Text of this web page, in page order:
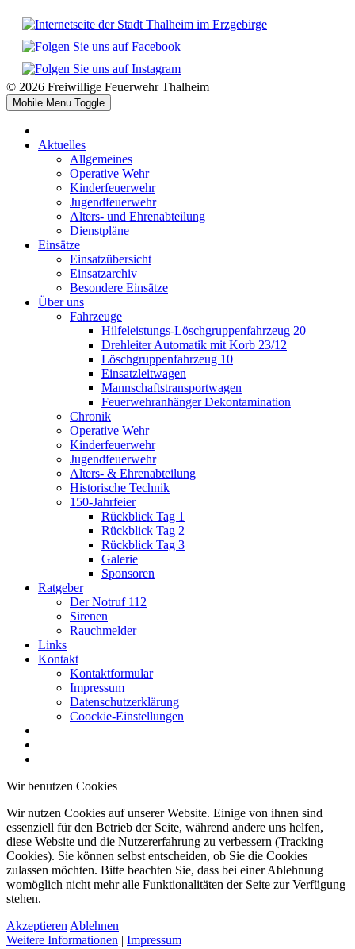
© 2026 Freiwillige Feuerwehr Thalheim
Mobile Menu Toggle
Aktuelles
Allgemeines
Operative Wehr
Kinderfeuerwehr
Jugendfeuerwehr
Alters- und Ehrenabteilung
Dienstpläne
Einsätze
Einsatzübersicht
Einsatzarchiv
Besondere Einsätze
Über uns
Fahrzeuge
Hilfeleistungs-Löschgruppenfahrzeug 20
Drehleiter Automatik mit Korb 23/12
Löschgruppenfahrzeug 10
Einsatzleitwagen
Mannschaftstransportwagen
Feuerwehranhänger Dekontamination
Chronik
Operative Wehr
Kinderfeuerwehr
Jugendfeuerwehr
Alters- & Ehrenabteilung
Historische Technik
150-Jahrfeier
Rückblick Tag 1
Rückblick Tag 2
Rückblick Tag 3
Galerie
Sponsoren
Ratgeber
Der Notruf 112
Sirenen
Rauchmelder
Links
Kontakt
Kontaktformular
Impressum
Datenschutzerklärung
Coockie-Einstellungen
Wir benutzen Cookies
Wir nutzen Cookies auf unserer Website. Einige von ihnen sind
essenziell für den Betrieb der Seite, während andere uns helfen,
diese Website und die Nutzererfahrung zu verbessern (Tracking
Cookies). Sie können selbst entscheiden, ob Sie die Cookies
zulassen möchten. Bitte beachten Sie, dass bei einer Ablehnung
womöglich nicht mehr alle Funktionalitäten der Seite zur Verfügung
stehen.
Akzeptieren Ablehnen
Weitere Informationen | Impressum